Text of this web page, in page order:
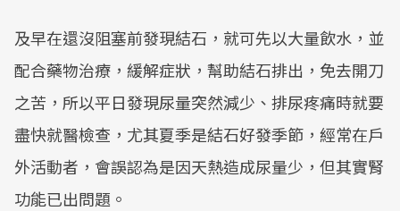
及早在還沒阻塞前發現結石，就可先以大量飲水，並
配合藥物治療，緩解症狀，幫助結石排出，免去開刀
之苦，所以平日發現尿量突然減少、排尿疼痛時就要
盡快就醫檢查，尤其夏季是結石好發季節，經常在戶
外活動者，會誤認為是因天熱造成尿量少，但其實腎
功能已出問題。